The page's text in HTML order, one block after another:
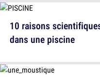
10 raisons
dans une piscine